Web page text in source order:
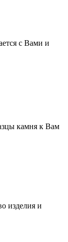
с Вами и
камня к Вам
изделия и